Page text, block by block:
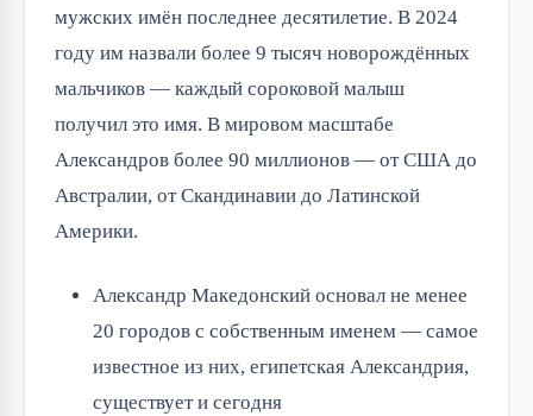
мужских имён последнее десятилетие. В 2024
году им назвали более 9 тысяч новорождённых
мальчиков — каждый сороковой малыш
получил это имя. В мировом масштабе
Александров более 90 миллионов — от США до
Австралии, от Скандинавии до Латинской
Америки.
Александр Македонский основал не менее
20 городов с собственным именем — самое
известное из них, египетская Александрия,
существует и сегодня